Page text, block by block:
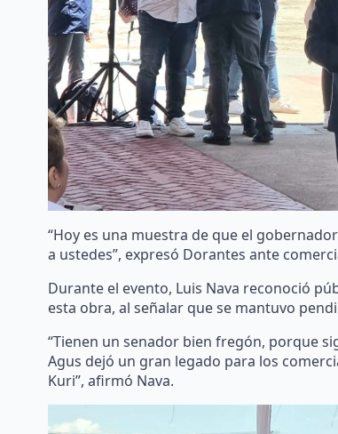
“Hoy es una muestra de que el
a ustedes”, expresó Dorantes ante
Durante el evento, Luis Nava reconoció
esta obra, al señalar que se mantuvo
“Tienen un senador bien fregón, porque
Agus dejó un gran legado para los
Kuri”, afirmó Nava.